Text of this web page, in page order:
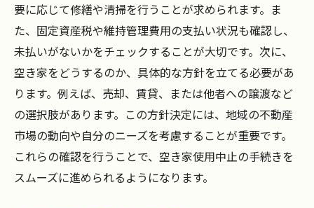
要に応じて修繕や清掃を行うことが求められます。ま
た、固定資産税や維持管理費用の支払い状況も確認し、
未払いがないかをチェックすることが大切です。次に、
空き家をどうするのか、具体的な方針を立てる必要があ
ります。例えば、売却、賃貸、または他者への譲渡など
の選択肢があります。この方針決定には、地域の不動産
市場の動向や自分のニーズを考慮することが重要です。
これらの確認を行うことで、空き家使用中止の手続きを
スムーズに進められるようになります。